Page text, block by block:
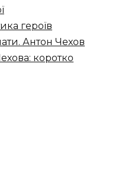
героїв
Антон Чехов
коротко